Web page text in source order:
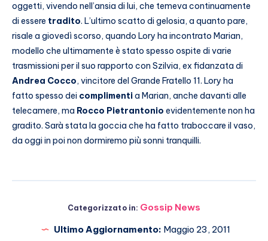
oggetti, vivendo nell’ansia di lui, che temeva continuamente
di essere tradito. L’ultimo scatto di gelosia, a quanto pare,
risale a giovedì scorso, quando Lory ha incontrato Marian,
modello che ultimamente è stato spesso ospite di varie
trasmissioni per il suo rapporto con Szilvia, ex fidanzata di
Andrea Cocco, vincitore del Grande Fratello 11. Lory ha
fatto spesso dei complimentia Marian, anche davanti alle
telecamere, ma Rocco Pietrantonio evidentemente non ha
gradito. Sarà stata la goccia che ha fatto traboccare il vaso,
da oggi in poi non dormiremo più sonni tranquilli.
Categorizzato in: Gossip News
Ultimo Aggiornamento: Maggio 23, 2011